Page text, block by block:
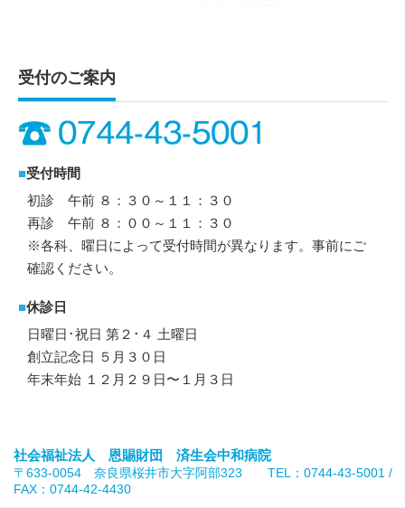
受付のご案内
■受付時間
初診 午前 ８：３０～１１：３０
再診 午前 ８：００～１１：３０
※各科、曜日によって受付時間が異なります。事前にご
確認ください。
■休診日
日曜日･祝日 第２･４ 土曜日
創立記念日 ５月３０日
年末年始 １２月２９日〜１月３日
社会福祉法人 恩賜財団 済生会中和病院
〒633-0054 奈良県桜井市大字阿部323 TEL：0744-43-5001 /
FAX：0744-42-4430